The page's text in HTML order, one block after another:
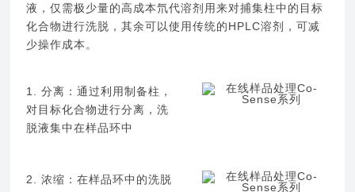
液，仅需极少量的高成本氘代溶剂用来对捕集柱中的目标
化合物进行洗脱，其余可以使用传统的HPLC溶剂，可减
少操作成本。
1. 分离：通过利用制备柱，
对目标化合物进行分离，洗
脱液集中在样品环中
2. 浓缩：在样品环中的洗脱